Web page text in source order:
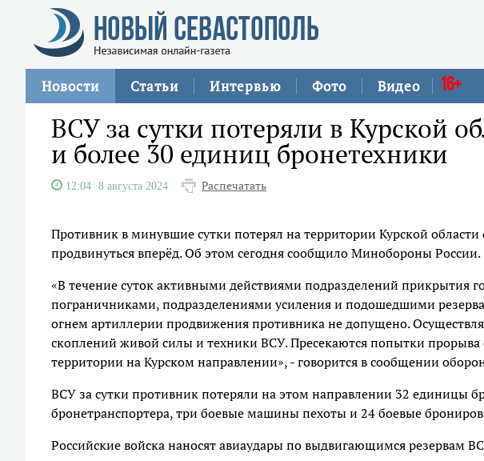
Новости Статьи Интервью Фото Видео 16+
ВСУ за сутки потеряли в Курской
и более 30 единиц бронетехники
12:04 8 августа 2024 Распечатать
Противник в минувшие сутки потерял на территории Курской области
продвинуться вперёд. Об этом сегодня сообщило Минобороны России.
«В течение суток активными действиями подразделений прикрытия
пограничниками, подразделениями усиления и подошедшими
огнем артиллерии продвижения противника не допущено.
скоплений живой силы и техники ВСУ. Пресекаются попытки прорыва
территории на Курском направлении», - говорится в сообщении
ВСУ за сутки противник потеряли на этом направлении 32 единицы
бронетранспортера, три боевые машины пехоты и 24 боевые
Российские войска наносят авиаудары по выдвигающимся резервам